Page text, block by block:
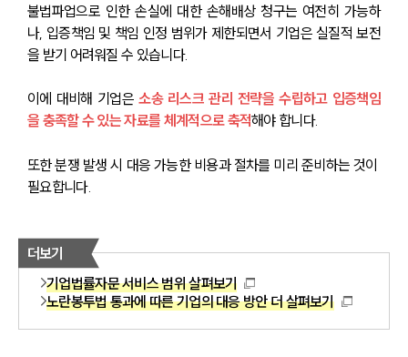
불법파업으로 인한 손실에 대한 손해배상 청구는 여전히 가능하
나, 입증책임 및 책임 인정 범위가 제한되면서 기업은 실질적 보전
을 받기 어려워질 수 있습니다.
이에 대비해 기업은 소송 리스크 관리 전략을 수립하고 입증책임
을 충족할 수 있는 자료를 체계적으로 축적해야 합니다.
또한 분쟁 발생 시 대응 가능한 비용과 절차를 미리 준비하는 것이
필요합니다.
더보기
기업법률자문 서비스 범위 살펴보기
노란봉투법 통과에 따른 기업의 대응 방안 더 살펴보기